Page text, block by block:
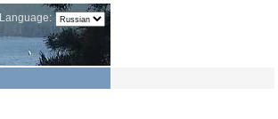
Language: